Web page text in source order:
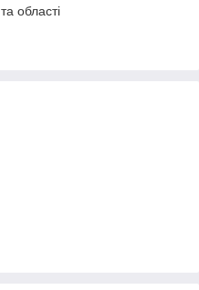
області